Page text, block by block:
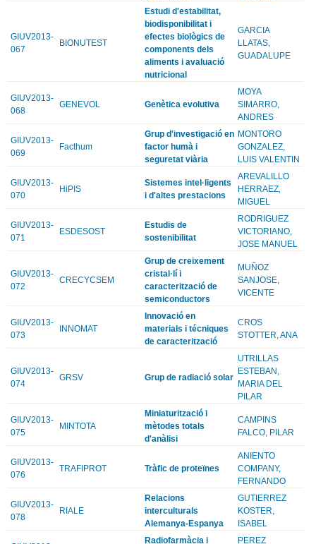
GIUV2013-
067
BIONUTEST
Estudi d'estabilitat,
biodisponibilitat i
efectes biològics de
components dels
aliments i avaluació
nutricional
GARCIA
LLATAS,
GUADALUPE
GIUV2013-
068
GENEVOL Genètica evolutiva
MOYA
SIMARRO,
ANDRES
GIUV2013-
069
Facthum
Grup d'investigació en
factor humà i
seguretat viària
MONTORO
GONZALEZ,
LUIS VALENTIN
GIUV2013-
070
HiPIS
Sistemes intel·ligents
i d'altes prestacions
AREVALILLO
HERRAEZ,
MIGUEL
GIUV2013-
071
ESDESOST
Estudis de
sostenibilitat
RODRIGUEZ
VICTORIANO,
JOSE MANUEL
GIUV2013-
072
CRECYCSEM
Grup de creixement
cristal·lí i
caracterització de
semiconductors
MUÑOZ
SANJOSE,
VICENTE
GIUV2013-
073
INNOMAT
Innovació en
materials i técniques
de caracterització
CROS
STOTTER, ANA
GIUV2013-
074
GRSV Grup de radiació solar
UTRILLAS
ESTEBAN,
MARIA DEL
PILAR
GIUV2013-
075
MINTOTA
Miniaturització i
mètodes totals
d'anàlisi
CAMPINS
FALCO, PILAR
GIUV2013-
076
TRAFIPROT Tràfic de proteïnes
ANIENTO
COMPANY,
FERNANDO
GIUV2013-
078
RIALE
Relacions
interculturals
Alemanya-Espanya
GUTIERREZ
KOSTER,
ISABEL
Radiofarmàcia i
PEREZ